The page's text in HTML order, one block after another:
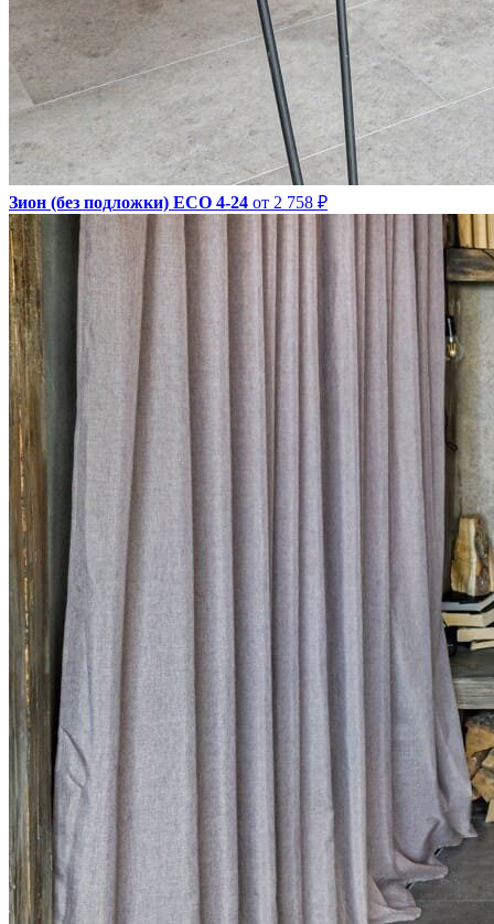
Зион (без подложки) ЕСО 4-24 от 2 758 ₽